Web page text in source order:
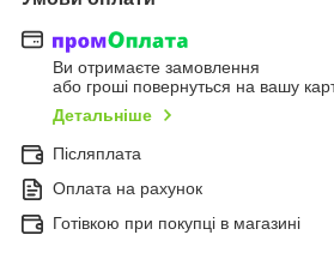
Ви отримаєте замовлення
або гроші повернуться на вашу
Детальніше
Післяплата
Оплата на рахунок
Готівкою при покупці в магазині